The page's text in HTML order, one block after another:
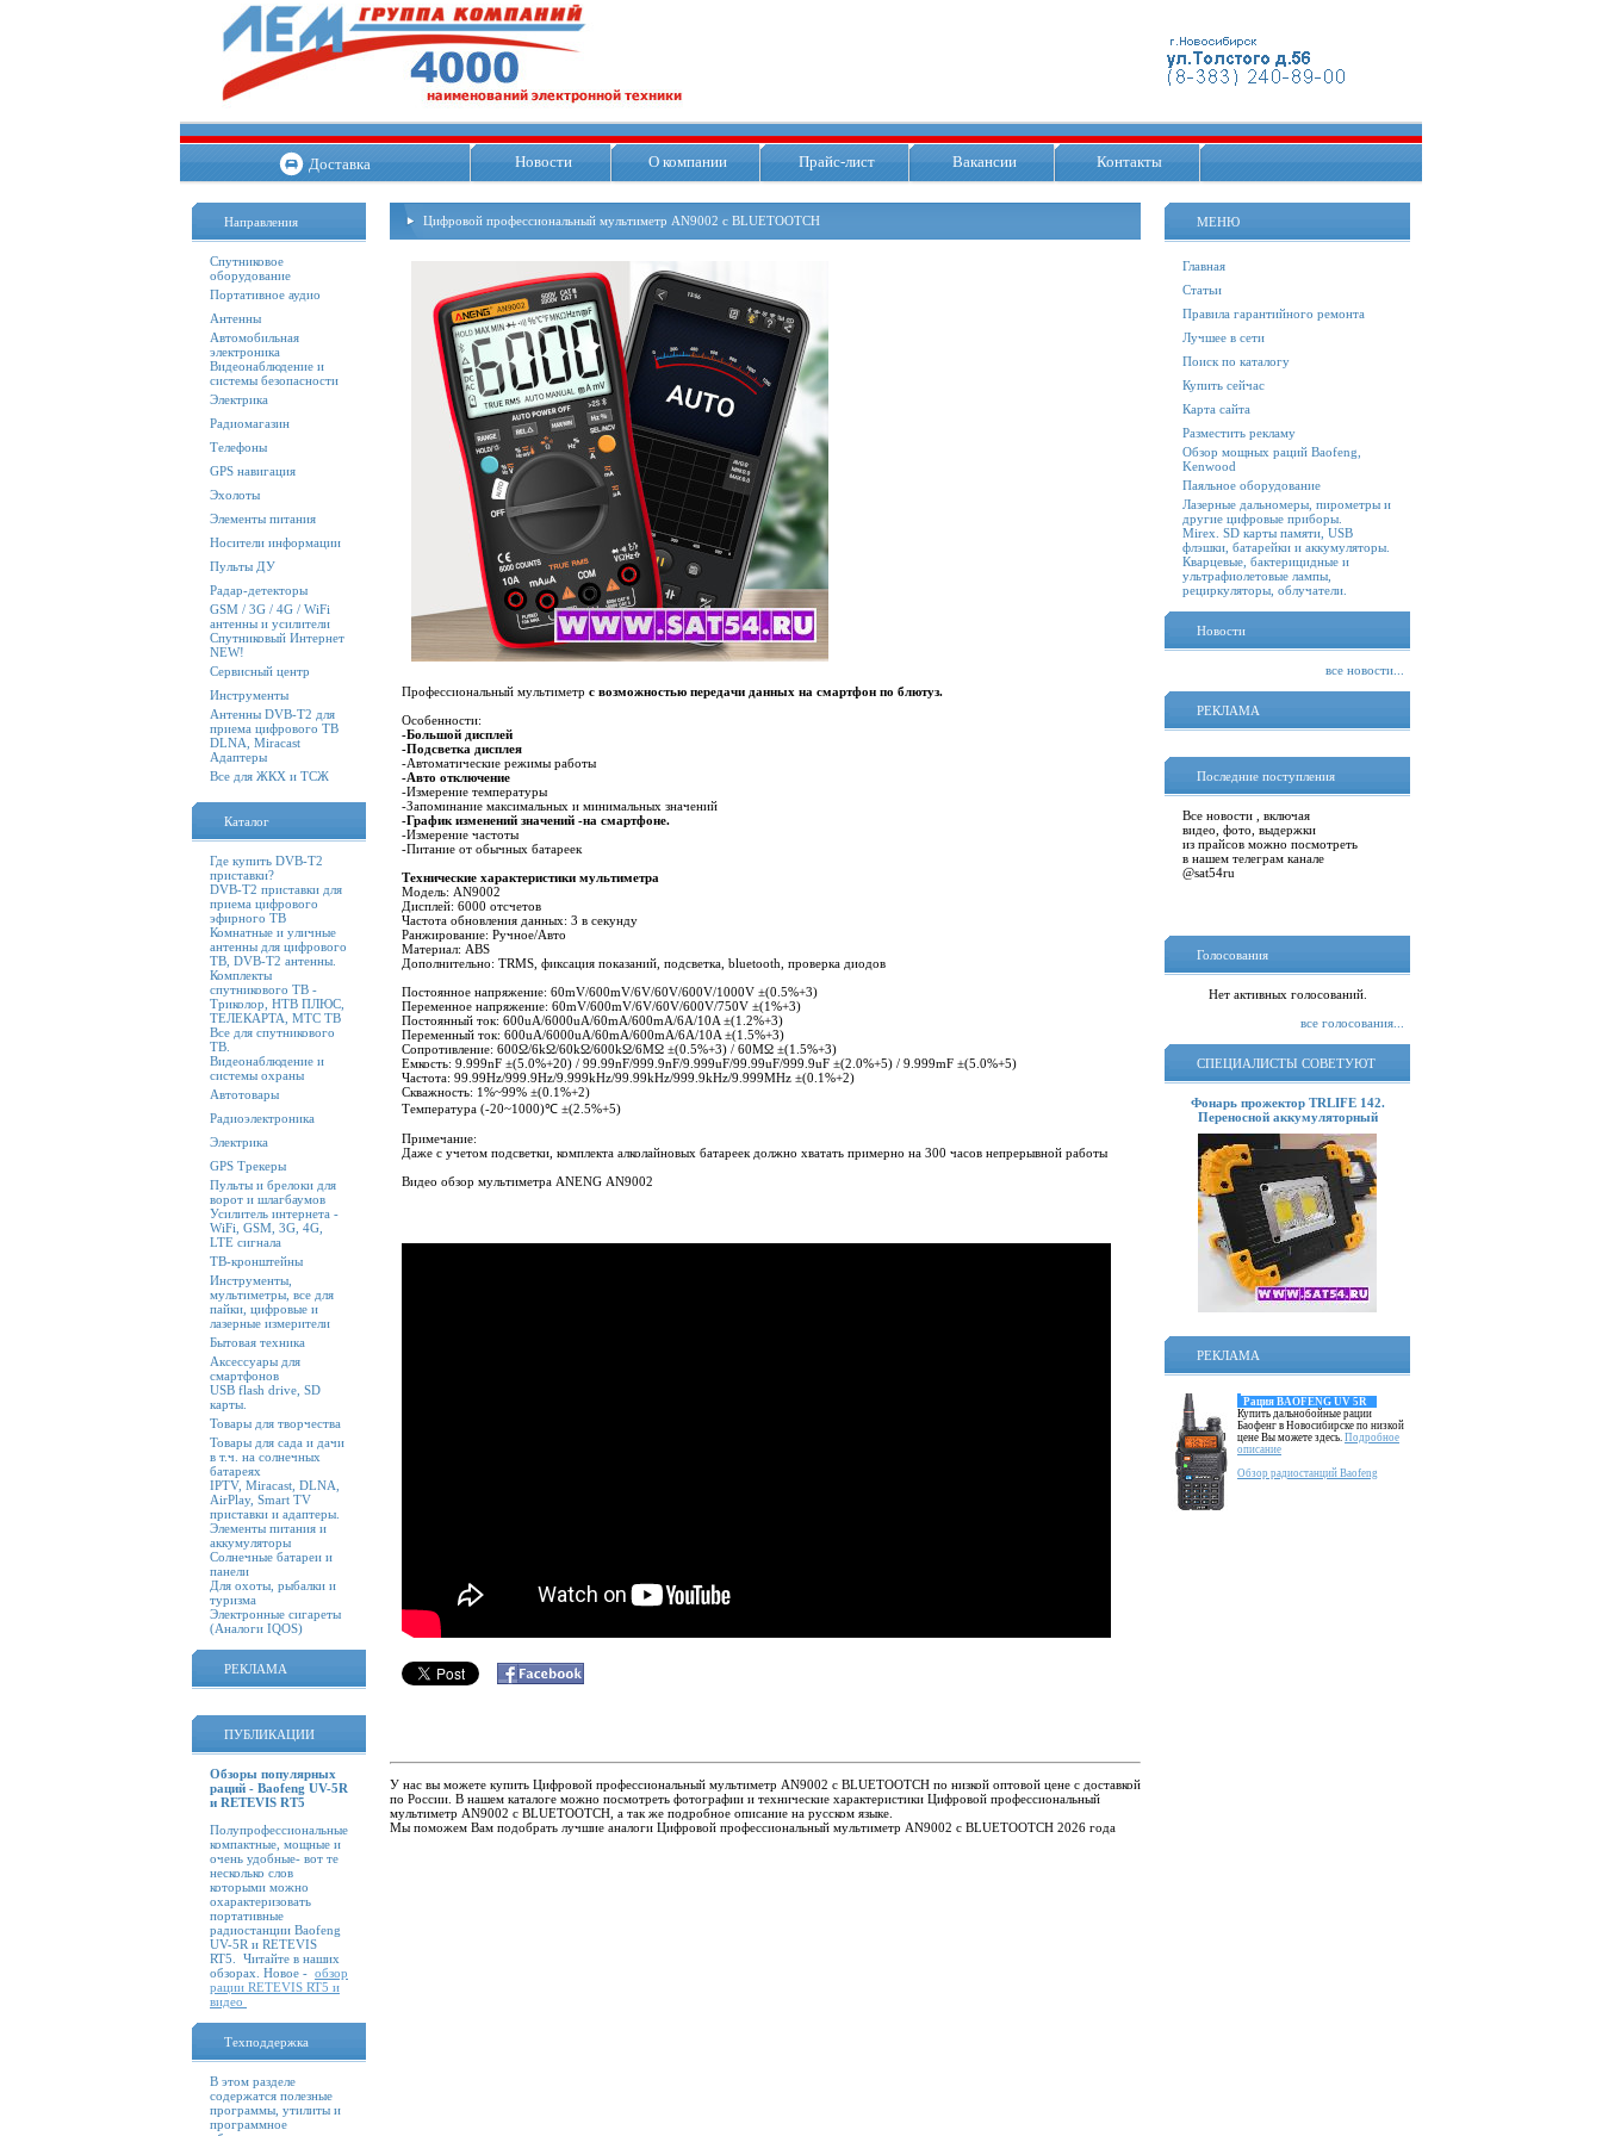
Доставка Новости О компании Прайс-лист Вакансии Контакты
Направления
Спутниковое
оборудование
Портативное аудио
Антенны
Автомобильная
электроника
Видеонаблюдение и
системы безопасности
Электрика
Радиомагазин
Телефоны
GPS навигация
Эхолоты
Элементы питания
Носители информации
Пульты ДУ
Радар-детекторы
GSM / 3G / 4G / WiFi
антенны и усилители
Спутниковый Интернет
NEW!
Сервисный центр
Инструменты
Антенны DVB-T2 для
приема цифрового ТВ
DLNA, Miracast
Адаптеры
Все для ЖКХ и ТСЖ
Каталог
Где купить DVB-T2
приставки?
DVB-T2 приставки для
приема цифрового
эфирного ТВ
Комнатные и уличные
антенны для цифрового
ТВ, DVB-T2 антенны.
Комплекты
спутникового ТВ -
Триколор, НТВ ПЛЮС,
ТЕЛЕКАРТА, МТС ТВ
Все для спутникового
ТВ.
Видеонаблюдение и
системы охраны
Автотовары
Радиоэлектроника
Электрика
GPS Трекеры
Пульты и брелоки для
ворот и шлагбаумов
Усилитель интернета -
WiFi, GSM, 3G, 4G,
LTE сигнала
ТВ-кронштейны
Инструменты,
мультиметры, все для
пайки, цифровые и
лазерные измерители
Бытовая техника
Аксессуары для
смартфонов
USB flash drive, SD
карты.
Товары для творчества
Товары для сада и дачи
в т.ч. на солнечных
батареях
IPTV, Miracast, DLNA,
AirPlay, Smart TV
приставки и адаптеры.
Элементы питания и
аккумуляторы
Солнечные батареи и
панели
Для охоты, рыбалки и
туризма
Электронные сигареты
(Аналоги IQOS)
РЕКЛАМА
ПУБЛИКАЦИИ
Обзоры популярных
раций - Baofeng UV-5R
и RETEVIS RT5
Полупрофессиональные
компактные, мощные и
очень удобные- вот те
несколько слов
которыми можно
охарактеризовать
портативные
радиостанции Baofeng
UV-5R и RETEVIS
RT5. Читайте в наших
обзорах. Новое - обзор
рации RETEVIS RT5 и
видео
Техподдержка
В этом разделе
содержатся полезные
программы, утилиты и
программное
Цифровой профессиональный мультиметр AN9002 с BLUETOOTCH
Профессиональный мультиметр с возможностью передачи данных на смартфон по блютуз.
Особенности:
-Большой дисплей
-Подсветка дисплея
-Автоматические режимы работы
-Авто отключение
-Измерение температуры
-Запоминание максимальных и минимальных значений
-График изменений значений -на смартфоне.
-Измерение частоты
-Питание от обычных батареек
Технические характеристики мультиметра
Модель: AN9002
Дисплей: 6000 отсчетов
Частота обновления данных: 3 в секунду
Ранжирование: Ручное/Авто
Материал: ABS
Дополнительно: TRMS, фиксация показаний, подсветка, bluetooth, проверка диодов
Постоянное напряжение: 60mV/600mV/6V/60V/600V/1000V ±(0.5%+3)
Переменное напряжение: 60mV/600mV/6V/60V/600V/750V ±(1%+3)
Постоянный ток: 600uA/6000uA/60mA/600mA/6A/10A ±(1.2%+3)
Переменный ток: 600uA/6000uA/60mA/600mA/6A/10A ±(1.5%+3)
Сопротивление: 600Ω/6kΩ/60kΩ/600kΩ/6MΩ ±(0.5%+3) / 60MΩ ±(1.5%+3)
Емкость: 9.999nF ±(5.0%+20) / 99.99nF/999.9nF/9.999uF/99.99uF/999.9uF ±(2.0%+5) / 9.999mF ±(5.0%+5)
Частота: 99.99Hz/999.9Hz/9.999kHz/99.99kHz/999.9kHz/9.999MHz ±(0.1%+2)
Скважность: 1%~99% ±(0.1%+2)
Температура (-20~1000)℃ ±(2.5%+5)
Примечание:
Даже с учетом подсветки, комплекта алколайновых батареек должно хватать примерно на 300 часов непрерывной работы
Видео обзор мультиметра ANENG AN9002
У нас вы можете купить Цифровой профессиональный мультиметр AN9002 с BLUETOOTCH по низкой оптовой цене с доставкой
по России. В нашем каталоге можно посмотреть фотографии и технические характеристики Цифровой профессиональный
мультиметр AN9002 с BLUETOOTCH, а так же подробное описание на русском языке.
Мы поможем Вам подобрать лучшие аналоги Цифровой профессиональный мультиметр AN9002 с BLUETOOTCH 2026 года
МЕНЮ
Главная
Статьи
Правила гарантийного ремонта
Лучшее в сети
Поиск по каталогу
Купить сейчас
Карта сайта
Разместить рекламу
Обзор мощных раций Baofeng,
Kenwood
Паяльное оборудование
Лазерные дальномеры, пирометры и
другие цифровые приборы.
Mirex. SD карты памяти, USB
флэшки, батарейки и аккумуляторы.
Кварцевые, бактерицидные и
ультрафиолетовые лампы,
рециркуляторы, облучатели.
Новости
все новости...
РЕКЛАМА
Последние поступления
Все новости , включая
видео, фото, выдержки
из прайсов можно посмотреть
в нашем телеграм канале
@sat54ru
Голосования
Нет активных голосований.
все голосования...
СПЕЦИАЛИСТЫ СОВЕТУЮТ
Фонарь прожектор TRLIFE 142.
Переносной аккумуляторный
РЕКЛАМА
Рация BAOFENG UV 5R
Купить дальнобойные рации
Баофенг в Новосибирске по низкой
цене Вы можете здесь. Подробное
описание
Обзор радиостанций Baofeng